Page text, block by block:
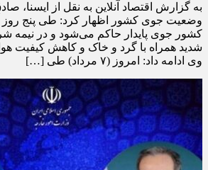
به گزارش اقتصاد آنلاین به نقل از ایسنا،
وضعیت جوی کشور اظهار کرد: طی پنج روز
کشور جوی پایدار حاکم می‌شود و در نیمه
شدید همراه با گرد و خاک و کاهش کیفیت
وی ادامه داد: امروز (۷ مرداد) طی […]